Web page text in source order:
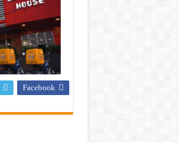
Facebook